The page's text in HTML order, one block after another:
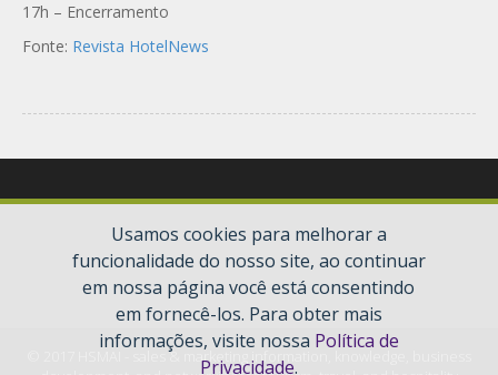
17h – Encerramento
Fonte: Revista HotelNews
Usamos cookies para melhorar a
funcionalidade do nosso site, ao continuar
em nossa página você está consentindo
em fornecê-los. Para obter mais
informações, visite nossa Política de
Privacidade.
© 2017 HSMAI - sales & marketing information, knowledge, business